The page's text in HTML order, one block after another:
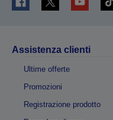
Assistenza clienti
Ultime offerte
Promozioni
Registrazione prodotto